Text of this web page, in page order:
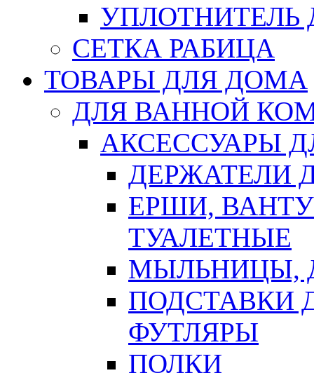
СЕТКА РАБИЦА
ТОВАРЫ ДЛЯ ДОМА
ДЛЯ ВАННОЙ
АКСЕССУАРЫ
ДЕРЖАТЕЛИ
ЕРШИ,
ТУАЛЕТНЫЕ
МЫЛЬНИЦЫ,
ПОДСТАВКИ
ФУТЛЯРЫ
ПОЛКИ